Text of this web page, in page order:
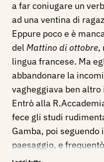
a far coniugare un
ad una ventina di
Eppure poco e è
delMattino di ottobre,
lingua francese. Ma
abbandonare la
vagheggiava ben
Entrò alla
fece gli studi
Gamba, poi
paesaggio, e
frequentò, per modo